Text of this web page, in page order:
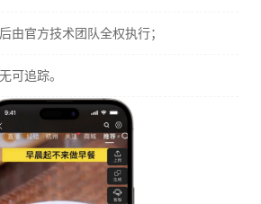
由官方技术团队全权执行；
可追踪。